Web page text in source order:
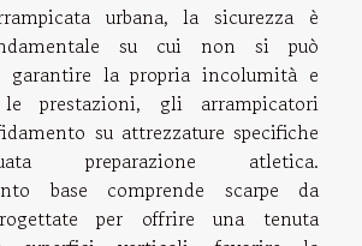
urbana, la sicurezza è
su cui non si può
garantire la propria incolumità e
le prestazioni, gli arrampicatori
su attrezzature specifiche
preparazione atletica.
base comprende scarpe da
per offrire una tenuta